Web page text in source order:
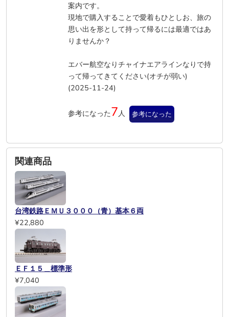
案内です。
現地で購入することで愛着もひとしお、旅の
思い出を形として持って帰るには最適ではあ
りませんか？
エバー航空なりチャイナエアラインなりで持
って帰ってきてください(オチが弱い)
(2025-11-24)
参考になった7人 参考になった
関連商品
台湾鉄路ＥＭＵ３０００（青）基本６両
¥22,880
ＥＦ１５＿標準形
¥7,040